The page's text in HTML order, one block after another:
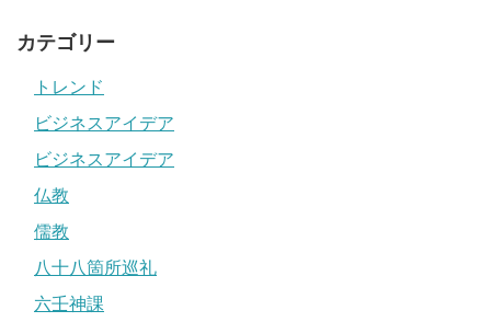
カテゴリー
トレンド
ビジネスアイデア
ビジネスアイデア
仏教
儒教
八十八箇所巡礼
六壬神課